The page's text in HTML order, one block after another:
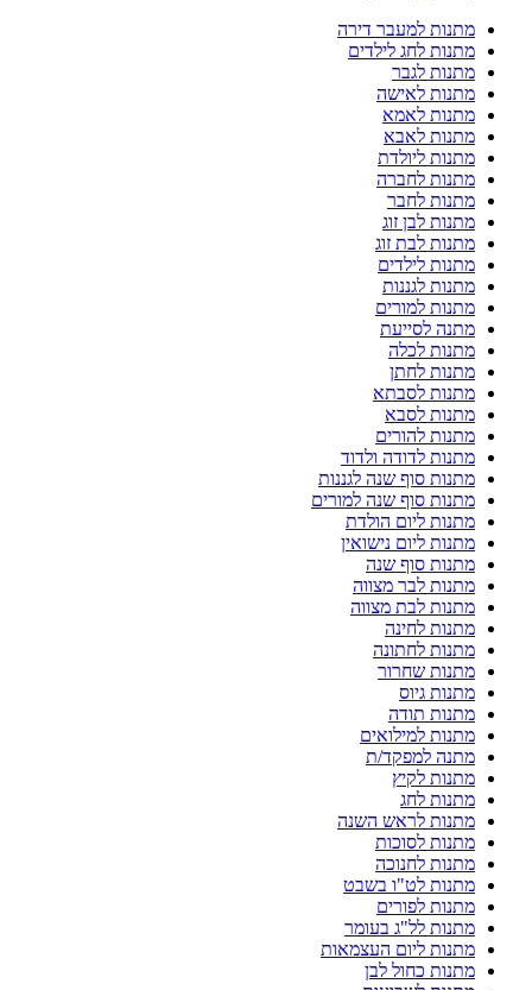
מתנות למעבר דירה
מתנות לחג לילדים
מתנות לגבר
מתנות לאישה
מתנות לאמא
מתנות לאבא
מתנות ליולדת
מתנות לחברה
מתנות לחבר
מתנות לבן זוג
מתנות לבת זוג
מתנות לילדים
מתנות לגננות
מתנות למורים
מתנה לסייעת
מתנות לכלה
מתנות לחתן
מתנות לסבתא
מתנות לסבא
מתנות להורים
מתנות לדודה ולדוד
מתנות סוף שנה לגננות
מתנות סוף שנה למורים
מתנות ליום הולדת
מתנות ליום נישואין
מתנות סוף שנה
מתנות לבר מצווה
מתנות לבת מצווה
מתנות לחינה
מתנות לחתונה
מתנות שחרור
מתנות גיוס
מתנות תודה
מתנות למילואים
מתנה למפקד/ת
מתנות לקיץ
מתנות לחג
מתנות לראש השנה
מתנות לסוכות
מתנות לחנוכה
מתנות לט"ו בשבט
מתנות לפורים
מתנות לל"ג בעומר
מתנות ליום העצמאות
מתנות כחול לבן